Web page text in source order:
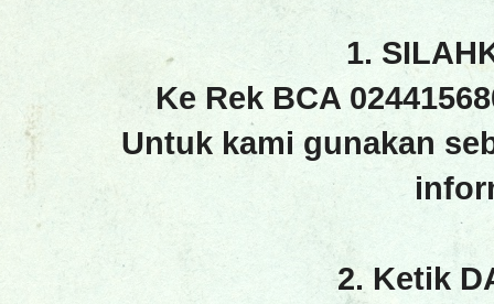
1.
Ke Rek BCA
Untuk kami gunakan
2. Ketik